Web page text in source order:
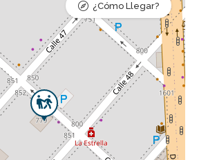
¿Cómo Llegar?